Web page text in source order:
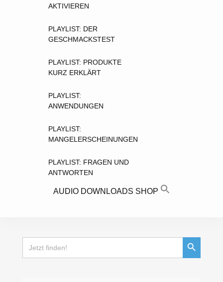
AKTIVIEREN
PLAYLIST: DER
GESCHMACKSTEST
PLAYLIST: PRODUKTE
KURZ ERKLÄRT
PLAYLIST:
ANWENDUNGEN
PLAYLIST:
MANGELERSCHEINUNGEN
PLAYLIST: FRAGEN UND
ANTWORTEN
AUDIO DOWNLOADS SHOP
for:
Search Button